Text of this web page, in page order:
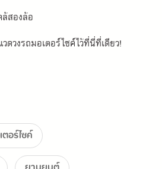
สองล้อ
ดวงรถมอเตอร์ไซค์ไว้ที่นี่ที่เดียว!
ตอร์ไซค์